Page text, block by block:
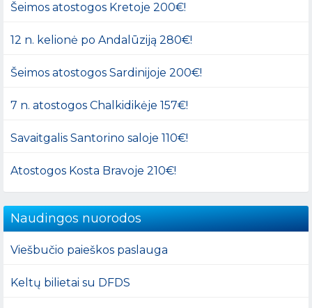
Šeimos atostogos Kretoje 200€!
12 n. kelionė po Andalūziją 280€!
Šeimos atostogos Sardinijoje 200€!
7 n. atostogos Chalkidikėje 157€!
Savaitgalis Santorino saloje 110€!
Atostogos Kosta Bravoje 210€!
Naudingos nuorodos
Viešbučio paieškos paslauga
Keltų bilietai su DFDS